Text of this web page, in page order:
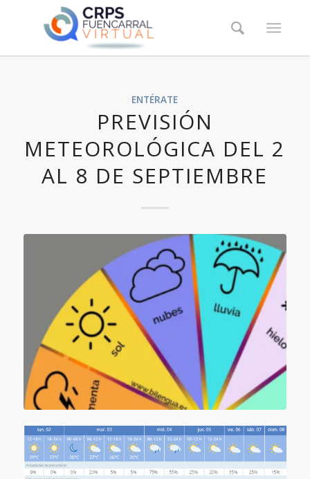
ENTÉRATE
PREVISIÓN
METEOROLÓGICA DEL 2
AL 8 DE SEPTIEMBRE